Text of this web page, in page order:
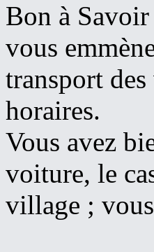
Bon à
vous
transport
horaires.
Vous avez
voiture, le
village ;